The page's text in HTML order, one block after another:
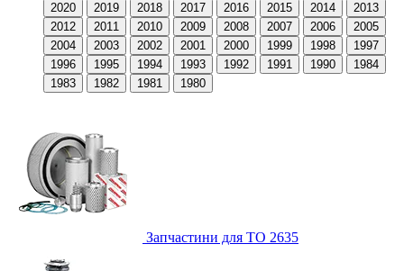
2020 2019 2018 2017 2016 2015 2014
2013
2012
2011 2010 2009 2008 2007 2006
2005
2004
2003 2002 2001 2000 1999 1998
1997
1996
1995 1994 1993 1992 1991 1990
1984
1983
1982 1981 1980
Запчастини для ТО 2635